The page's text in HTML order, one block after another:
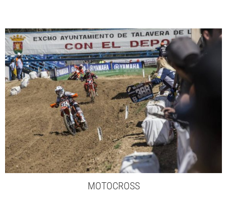
MOTOCROSS